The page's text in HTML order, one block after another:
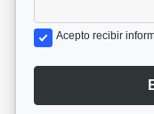
Acepto recibir